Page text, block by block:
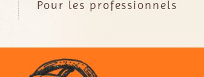
Pour les professionnels